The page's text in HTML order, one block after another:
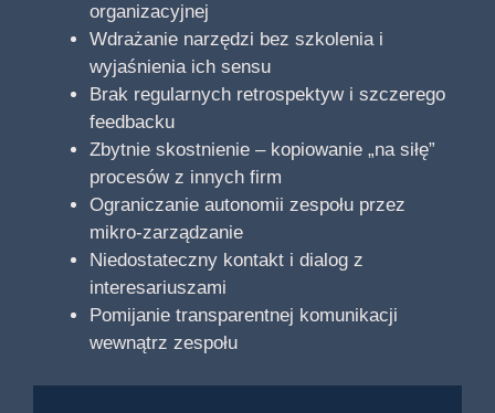
organizacyjnej
Wdrażanie narzędzi bez szkolenia i
wyjaśnienia ich sensu
Brak regularnych retrospektyw i szczerego
feedbacku
Zbytnie skostnienie – kopiowanie „na siłę”
procesów z innych firm
Ograniczanie autonomii zespołu przez
mikro-zarządzanie
Niedostateczny kontakt i dialog z
interesariuszami
Pomijanie transparentnej komunikacji
wewnątrz zespołu